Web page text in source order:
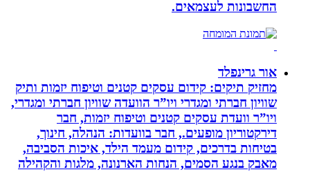
החשבונות לעצמאים.
אור גרינפלד
מחזיק תיקים: קידום עסקים קטנים וטיפוח יזמות ותיק
שוויון חברתי ומגדרי ויו”ר הוועדה שוויון חברתי ומגדרי,
ויו”ר וועדת עסקים קטנים וטיפוח יזמות, חבר
דירקטוריון מופעים., חבר בוועדות: הנהלה, חינוך,
בטיחות בדרכים, קידום מעמד הילד, איכות הסביבה,
מאבק בנגע הסמים, הנחות הארנונה, מלגות והקהילה